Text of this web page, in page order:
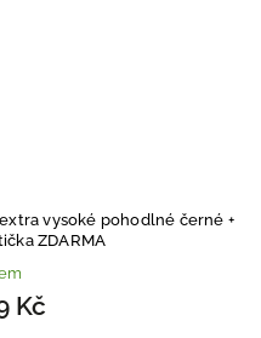
vysoké pohodlné černé +
ZDARMA
Kč